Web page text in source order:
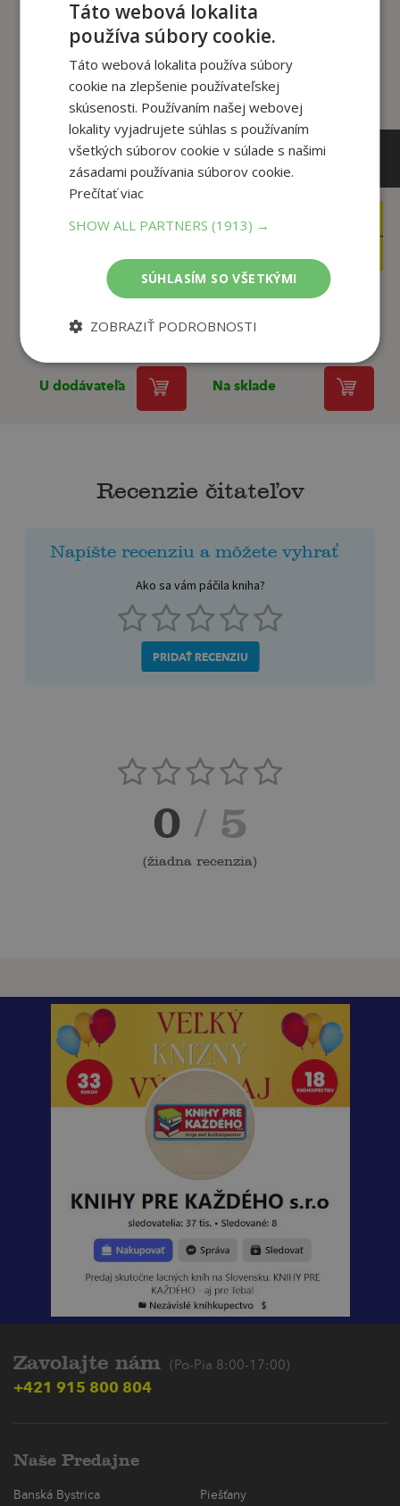
Zákazníci, ktorí si kúpili
tento titul si tiež kúpili
12,95€
Nineteen Eighty-four
U dodávateľa
Shooting an Elephant
Na sklade
Recenzie čitateľov
Napíšte recenziu a môžete vyhrať
Ako sa vám páčila kniha?
PRIDAŤ RECENZIU
0 / 5
(žiadna recenzia)
Zavolajte nám (Po-Pia 8:00-17:00)
+421 915 800 804
Naše Predajne
Banská Bystrica
Piešťany
Táto webová lokalita
používa súbory cookie.
Táto webová lokalita používa súbory
cookie na zlepšenie používateľskej
skúsenosti. Používaním našej webovej
lokality vyjadrujete súhlas s používaním
všetkých súborov cookie v súlade s našimi
zásadami používania súborov cookie.
Prečítať viac
SHOW ALL PARTNERS(1913) →
SÚHLASÍM SO VŠETKÝMI
ZOBRAZIŤ PODROBNOSTI